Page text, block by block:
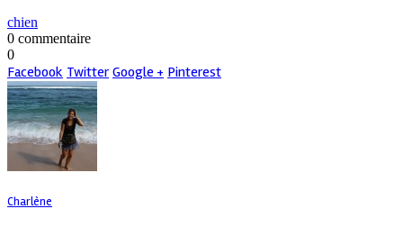
chien
0 commentaire
0
Facebook Twitter Google + Pinterest
Charlène